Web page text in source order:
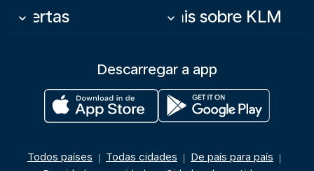
Ofertas
keyboard_arrow_down Mais sobre KLM
keyboard_arrow_down
Descarregar a app
Todos países | Todas cidades | De país para país |